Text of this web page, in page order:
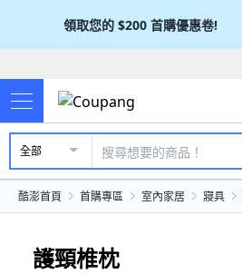
領取您的 $200 首購優惠卷!
全部
酷澎首頁 首購專區 室內家居 寢具
護頸椎枕